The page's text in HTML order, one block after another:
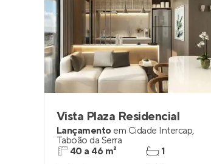
Vista Plaza Residencial
Lançamento em Cidade Intercap,
Taboão da Serra
40 a 46 m²
1